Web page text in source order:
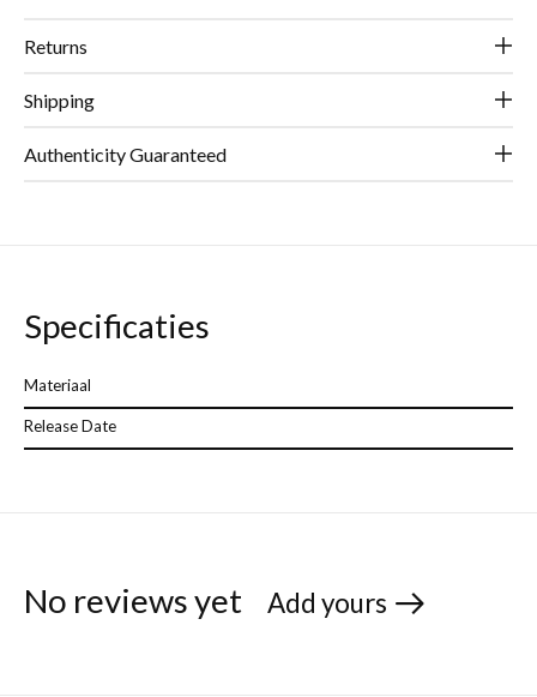
Returns
Shipping
Authenticity Guaranteed
Specificaties
Materiaal
Release Date
No reviews yet Add yours